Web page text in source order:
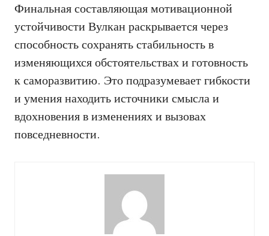
Финальная составляющая мотивационной
устойчивости Вулкан раскрывается через
способность сохранять стабильность в
изменяющихся обстоятельствах и готовность
к саморазвитию. Это подразумевает гибкости
и умения находить источники смысла и
вдохновения в изменениях и вызовах
повседневности.